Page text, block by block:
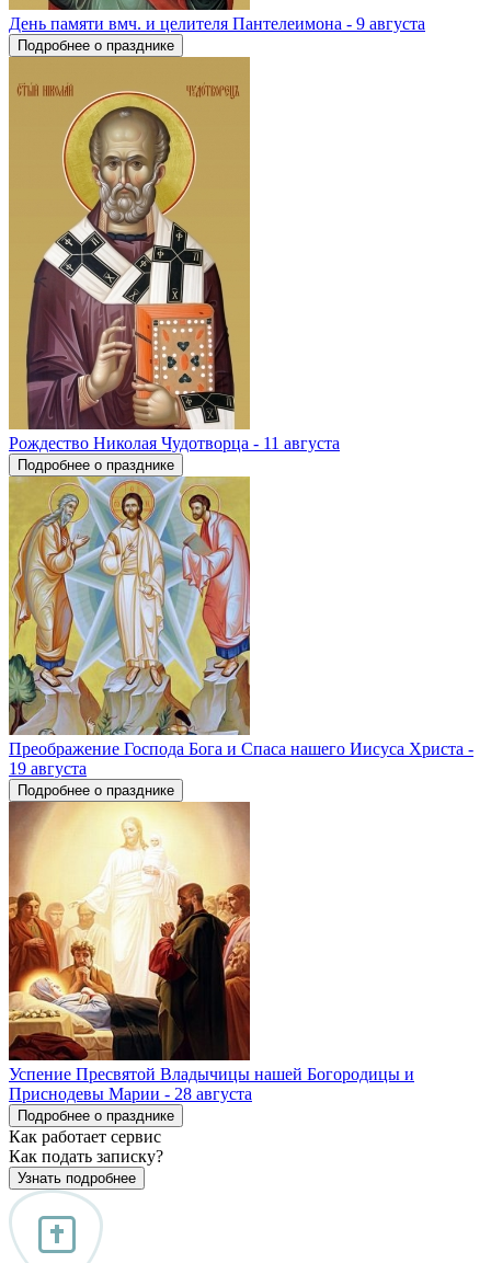
День памяти вмч. и целителя Пантелеимона - 9 августа
Подробнее о празднике
Рождество Николая Чудотворца - 11 августа
Подробнее о празднике
Преображение Господа Бога и Спаса нашего Иисуса Христа -
19 августа
Подробнее о празднике
Успение Пресвятой Владычицы нашей Богородицы и
Приснодевы Марии - 28 августа
Подробнее о празднике
Как работает сервис
Как подать записку?
Узнать подробнее